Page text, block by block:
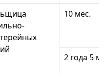
10 мес.
2 года 5